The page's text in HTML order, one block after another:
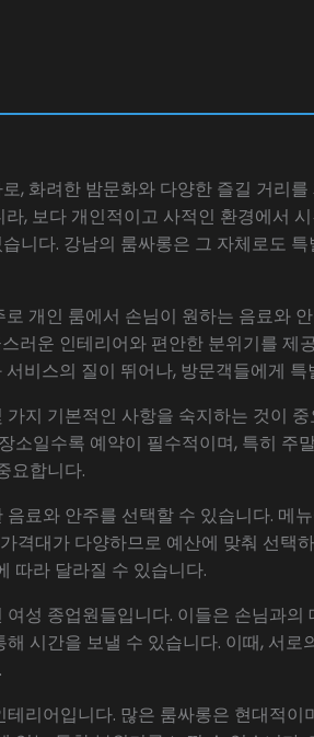
, 화려한 밤문화와 다양한 즐길 거리
, 보다 개인적이고 사적인 환경에서
니다. 강남의 룸싸롱은 그 자체로도
개인 룸에서 손님이 원하는 음료와
러운 인테리어와 편안한 분위기를 제
비스의 질이 뛰어나, 방문객들에게
지 기본적인 사항을 숙지하는 것이
소일수록 예약이 필수적이며, 특히 주
요합니다.
료와 안주를 선택할 수 있습니다. 메
격대가 다양하므로 예산에 맞춰 선택
따라 달라질 수 있습니다.
성 종업원들입니다. 이들은 손님과
시간을 보낼 수 있습니다. 이때, 서
리어입니다. 많은 룸싸롱은 현대적